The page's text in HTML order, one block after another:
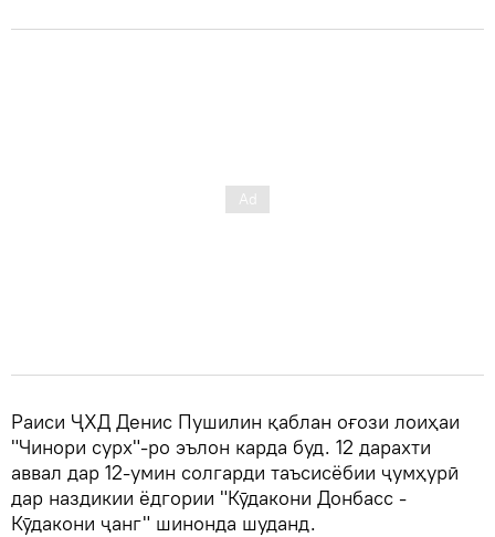
Раиси ҶХД Денис Пушилин қаблан оғози лоиҳаи
"Чинори сурх"-ро эълон карда буд. 12 дарахти
аввал дар 12-умин солгарди таъсисёбии ҷумҳурӣ
дар наздикии ёдгории "Кӯдакони Донбасс -
Кӯдакони ҷанг" шинонда шуданд.